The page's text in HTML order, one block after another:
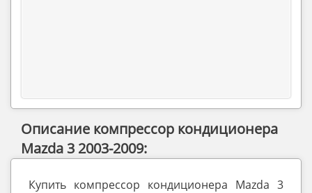
Описание компрессор кондиционера
Mazda 3 2003-2009:
Купить компрессор кондиционера Mazda 3